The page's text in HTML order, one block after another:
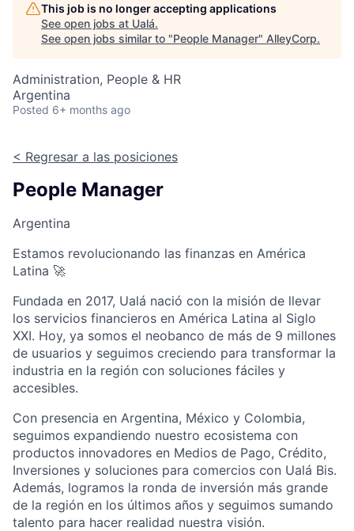
This job is no longer accepting applications
See open jobs at Ualá.
See open jobs similar to "People Manager" AlleyCorp.
Administration, People & HR
Argentina
Posted 6+ months ago
< Regresar a las posiciones
People Manager
Argentina
Estamos revolucionando las finanzas en América
Latina 🚀
Fundada en 2017, Ualá nació con la misión de llevar
los servicios financieros en América Latina al Siglo
XXI. Hoy, ya somos el neobanco de más de 9 millones
de usuarios y seguimos creciendo para transformar la
industria en la región con soluciones fáciles y
accesibles.
Con presencia en Argentina, México y Colombia,
seguimos expandiendo nuestro ecosistema con
productos innovadores en Medios de Pago, Crédito,
Inversiones y soluciones para comercios con Ualá Bis.
Además, logramos la ronda de inversión más grande
de la región en los últimos años y seguimos sumando
talento para hacer realidad nuestra visión.